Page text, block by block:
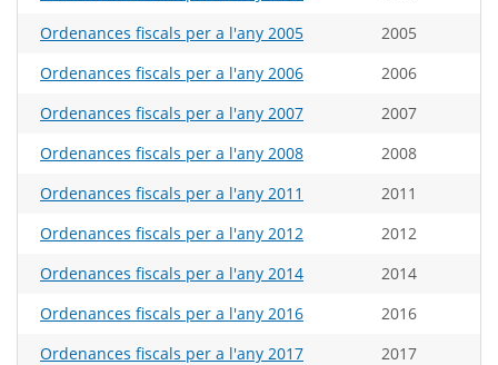
Ordenances fiscals per a l'any 2005
2005
Ordenances fiscals per a l'any 2006
2006
Ordenances fiscals per a l'any 2007
2007
Ordenances fiscals per a l'any 2008
2008
Ordenances fiscals per a l'any 2011
2011
Ordenances fiscals per a l'any 2012
2012
Ordenances fiscals per a l'any 2014
2014
Ordenances fiscals per a l'any 2016
2016
Ordenances fiscals per a l'any 2017
2017